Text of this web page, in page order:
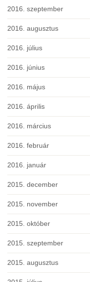
2016. szeptember
2016. augusztus
2016. július
2016. június
2016. május
2016. április
2016. március
2016. február
2016. január
2015. december
2015. november
2015. október
2015. szeptember
2015. augusztus